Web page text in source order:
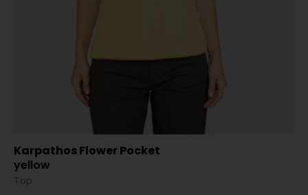
Karpathos Flower Pocket
yellow
Top